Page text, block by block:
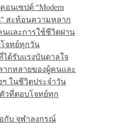
อนเซปต์ “Modern
สะท้อนความหลาก
นและการใช้ชีวิตผ่าน
จทย์ทุกวัน
ด้รับแรงบันดาลใจ
ากหลายของผู้คนและ
ๆ ในชีวิตประจำวัน
วที่ตอบโจทย์ทุก
กับ จุฬาลงกรณ์